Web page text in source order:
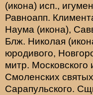
(икона) исп.,
Равноапп.
Наума (икона),
Блж. Николая (
юродивого,
митр. Московского
Смоленских святых
Сарапульского.